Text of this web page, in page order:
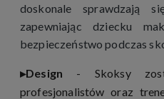
doskonale sprawdzają
zapewniając dziecku
bezpieczeństwo podczas
▸Design - Skoksy
profesjonalistów oraz